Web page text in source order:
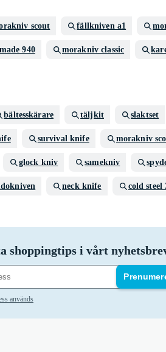
scout fällkniven a1
940 morakniv classic
bältesskärare täljkit slaktset
survival knife morakniv
glock kniv samekniv
neck knife cold steel
shoppingtips i vårt
används